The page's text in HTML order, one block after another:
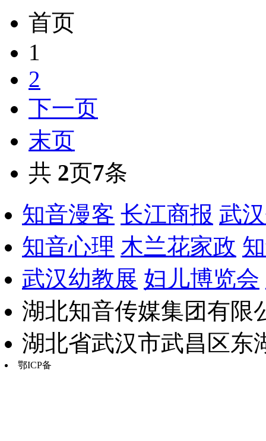
首页
1
2
下一页
末页
共 2页7条
知音漫客 长江商报 武
知音心理 木兰花家政
武汉幼教展 妇儿博览会
湖北知音传媒集团有限
湖北省武汉市武昌区东
鄂ICP备